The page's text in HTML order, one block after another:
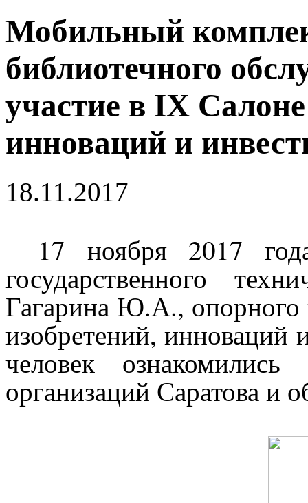
Мобильный
библиотечного
участие в IX
инноваций и
18.11.2017
17 ноября 2017
государственного
Гагарина Ю.А., опорного
изобретений, инноваций
человек
организаций Саратова и